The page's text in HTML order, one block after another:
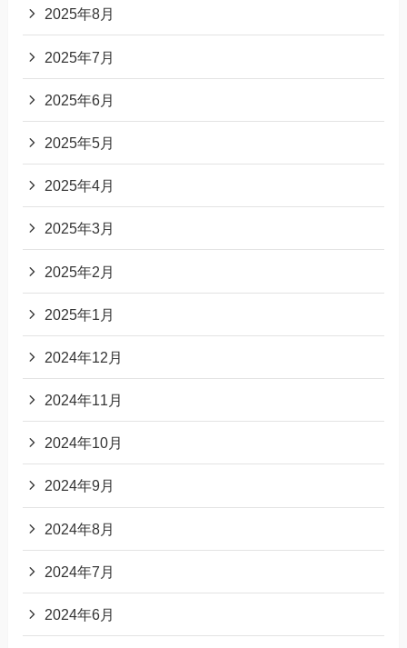
2025年8月
2025年7月
2025年6月
2025年5月
2025年4月
2025年3月
2025年2月
2025年1月
2024年12月
2024年11月
2024年10月
2024年9月
2024年8月
2024年7月
2024年6月